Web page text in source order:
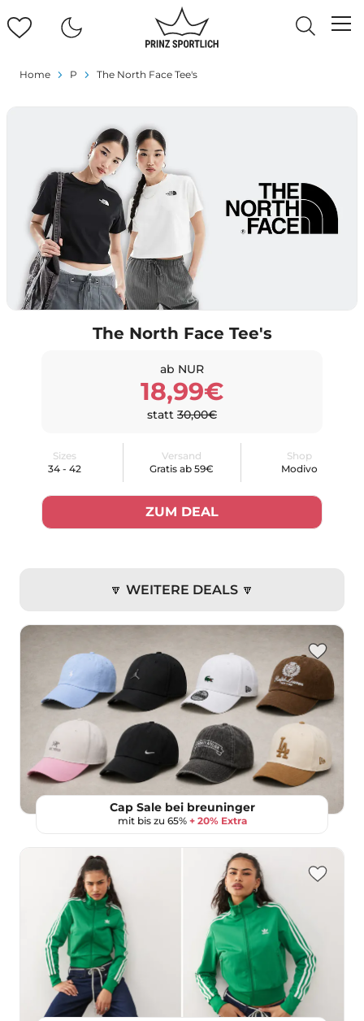
Home P The North Face Tee's
The North Face Tee's
ab NUR
18,99€
statt 30,00€
Sizes
34 - 42
Versand
Gratis ab 59€
Shop
Modivo
ZUM DEAL
🔽 WEITERE DEALS 🔽
Cap Sale bei breuninger
mit bis zu 65% + 20% Extra